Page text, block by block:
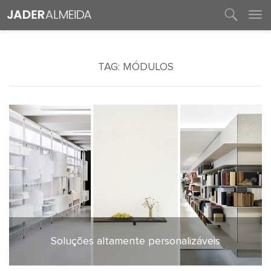
TAG: MÓDULOS
4 de junho de 2020
Soluções altamente personalizáveis